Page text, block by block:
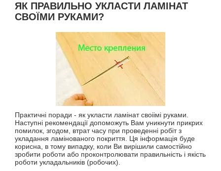
ЯК ПРАВИЛЬНО УКЛАСТИ ЛАМІНАТ
СВОЇМИ РУКАМИ?
Практичні поради - як укласти ламінат своіімі руками.
Наступні рекомендації допоможуть Вам уникнути прикрих
помилок, згодом, втрат часу при проведенні робіт з
укладання ламінованого покриття. Ця інформація буде
корисна, в тому випадку, коли Ви вирішили самостійно
зробити роботи або проконтролювати правильність і якість
роботи укладальників (робочих).